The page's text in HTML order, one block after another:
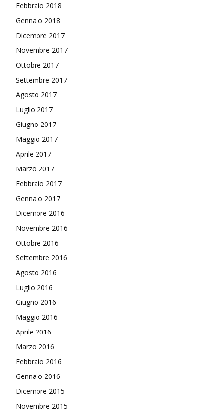
Febbraio 2018
Gennaio 2018
Dicembre 2017
Novembre 2017
Ottobre 2017
Settembre 2017
Agosto 2017
Luglio 2017
Giugno 2017
Maggio 2017
Aprile 2017
Marzo 2017
Febbraio 2017
Gennaio 2017
Dicembre 2016
Novembre 2016
Ottobre 2016
Settembre 2016
Agosto 2016
Luglio 2016
Giugno 2016
Maggio 2016
Aprile 2016
Marzo 2016
Febbraio 2016
Gennaio 2016
Dicembre 2015
Novembre 2015